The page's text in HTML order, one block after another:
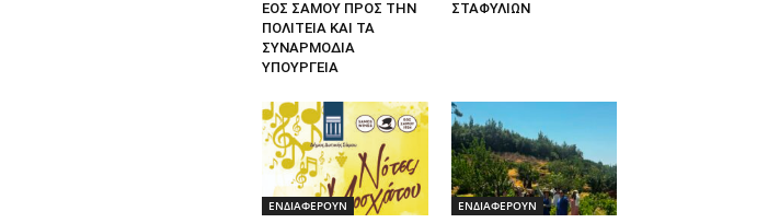
ΕΟΣ ΣΑΜΟΥ ΠΡΟΣ ΤΗΝ
ΠΟΛΙΤΕΙΑ ΚΑΙ ΤΑ
ΣΥΝΑΡΜΟΔΙΑ
ΥΠΟΥΡΓΕΙΑ
ΣΤΑΦΥΛΙΩΝ
ΕΝΔΙΑΦΕΡΟΥΝ ΕΝΔΙΑΦΕΡΟΥΝ